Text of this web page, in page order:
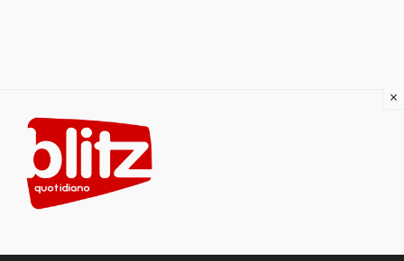
content
×